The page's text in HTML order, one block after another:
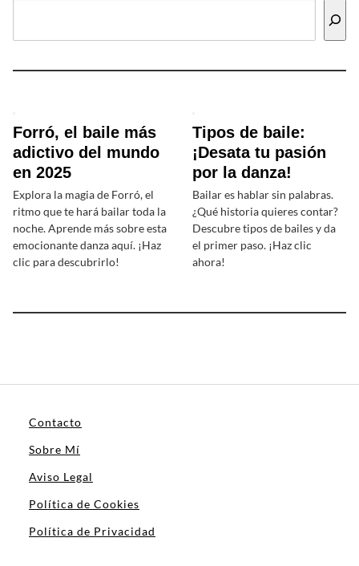
Forró, el baile más
adictivo del mundo
en 2025
Explora la magia de Forró, el
ritmo que te hará bailar toda la
noche. Aprende más sobre esta
emocionante danza aquí. ¡Haz
clic para descubrirlo!
Tipos de baile:
¡Desata tu pasión
por la danza!
Bailar es hablar sin palabras.
¿Qué historia quieres contar?
Descubre tipos de bailes y da
el primer paso. ¡Haz clic
ahora!
Contacto
Sobre Mí
Aviso Legal
Política de Cookies
Política de Privacidad